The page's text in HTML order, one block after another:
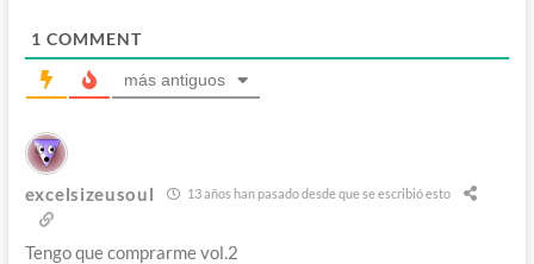
1 COMMENT
más antiguos
excelsizeusoul 13 años han pasado desde que se escribió esto
Tengo que comprarme vol.2